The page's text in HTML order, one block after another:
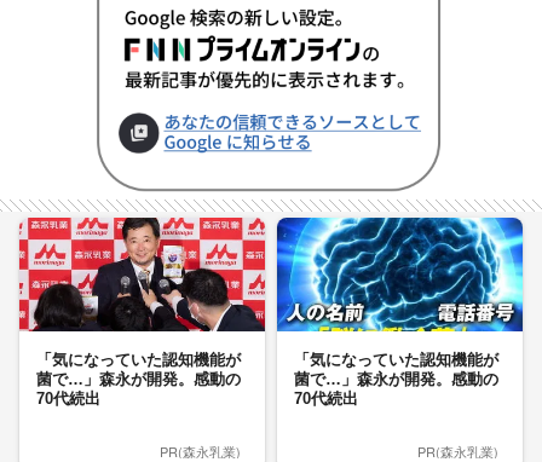
「気になっていた認知機能が
菌で…」森永が開発。感動の
70代続出
PR(森永乳業)
「気になっていた認知機能が
菌で…」森永が開発。感動の
70代続出
PR(森永乳業)